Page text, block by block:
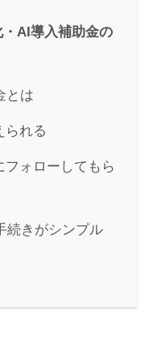
AI導入補助金の
とは
られる
ォローしてもら
続きがシンプル